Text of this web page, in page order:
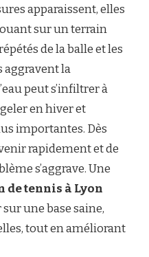
apparaissent, elles
sur un terrain
de la balle et les
aggravent la
peut s’infiltrer à
en hiver et
importantes. Dès
rapidement et de
s’aggrave. Une
de tennis à Lyon
une base saine,
tout en améliorant